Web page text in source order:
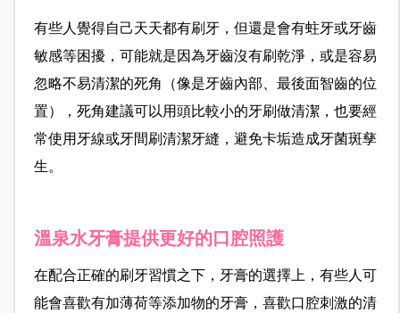
有些人覺得自己天天都有刷牙，但還是會有蛀牙或牙齒
敏感等困擾，可能就是因為牙齒沒有刷乾淨，或是容易
忽略不易清潔的死角（像是牙齒內部、最後面智齒的位
置），死角建議可以用頭比較小的牙刷做清潔，也要經
常使用牙線或牙間刷清潔牙縫，避免卡垢造成牙菌斑孳
生。
溫泉水牙膏提供更好的口腔照護
在配合正確的刷牙習慣之下，牙膏的選擇上，有些人可
能會喜歡有加薄荷等添加物的牙膏，喜歡口腔刺激的清